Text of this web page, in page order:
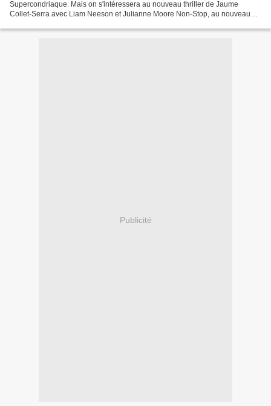
Supercondriaque. Mais on s'intéressera au nouveau thriller de Jaume
Collet-Serra avec Liam Neeson et Julianne Moore Non-Stop, au nouveau
Publicité